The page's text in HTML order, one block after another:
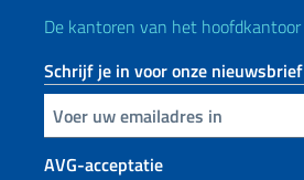
De kantoren van het hoofdkantoor
Schrijf je in voor onze nieuwsbrief
Voer uw e-mailadres in
AVG-acceptatie